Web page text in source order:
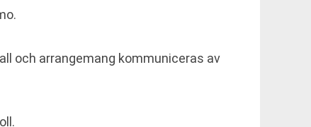
och arrangemang kommuniceras av